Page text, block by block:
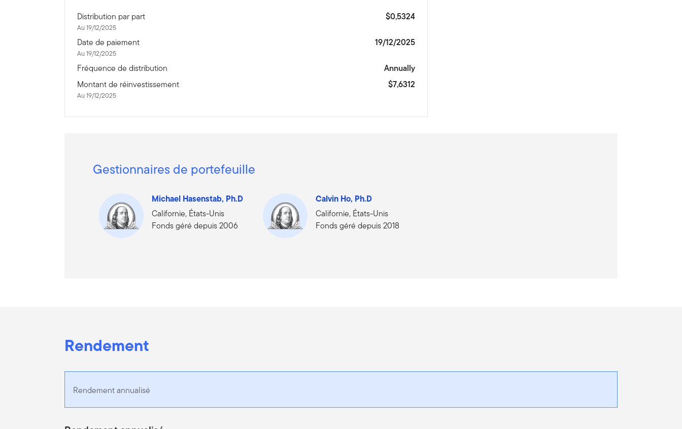
Distribution par part
Au 19/12/2025
$0,5324
Date de paiement
Au 19/12/2025
19/12/2025
Fréquence de distribution
Annually
Montant de réinvestissement
Au 19/12/2025
$7,6312
Gestionnaires de portefeuille
Michael Hasenstab, Ph.D
Californie, États-Unis
Fonds géré depuis 2006
Calvin Ho, Ph.D
Californie, États-Unis
Fonds géré depuis 2018
Rendement
Rendement annualisé